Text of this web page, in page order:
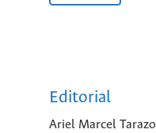
Editorial
Ariel Marcel